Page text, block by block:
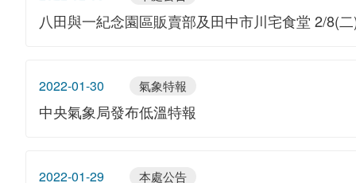
八田與一紀念園區販賣部及田中市川宅食堂 2/8(
2022-01-30 氣象特報
中央氣象局發布低溫特報
2022-01-29 本處公告